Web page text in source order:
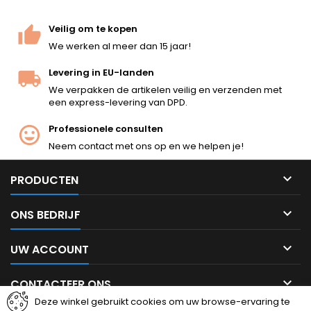
Veilig om te kopen
We werken al meer dan 15 jaar!
Levering in EU-landen
We verpakken de artikelen veilig en verzenden met
een express-levering van DPD.
Professionele consulten
Neem contact met ons op en we helpen je!
PRODUCTEN 
ONS BEDRIJF 
UW ACCOUNT 
CONTACTEER ONS 
Deze winkel gebruikt cookies om uw browse-ervaring te